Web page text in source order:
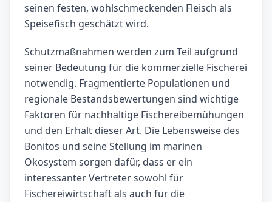
seinen festen, wohlschmeckenden Fleisch als
Speisefisch geschätzt wird.
Schutzmaßnahmen werden zum Teil aufgrund
seiner Bedeutung für die kommerzielle Fischerei
notwendig. Fragmentierte Populationen und
regionale Bestandsbewertungen sind wichtige
Faktoren für nachhaltige Fischereibemühungen
und den Erhalt dieser Art. Die Lebensweise des
Bonitos und seine Stellung im marinen
Ökosystem sorgen dafür, dass er ein
interessanter Vertreter sowohl für
Fischereiwirtschaft als auch für die